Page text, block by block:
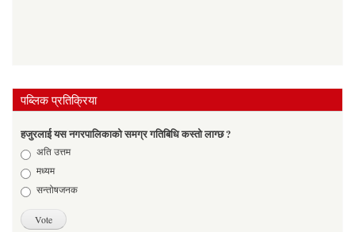
पब्लिक प्रतिक्रिया
हजुरलाई यस नगरपालिकाको समग्र गतिबिधि कस्तो लाग्छ ?
Choicesअति उत्तम
मध्यम
सन्तोषजनक